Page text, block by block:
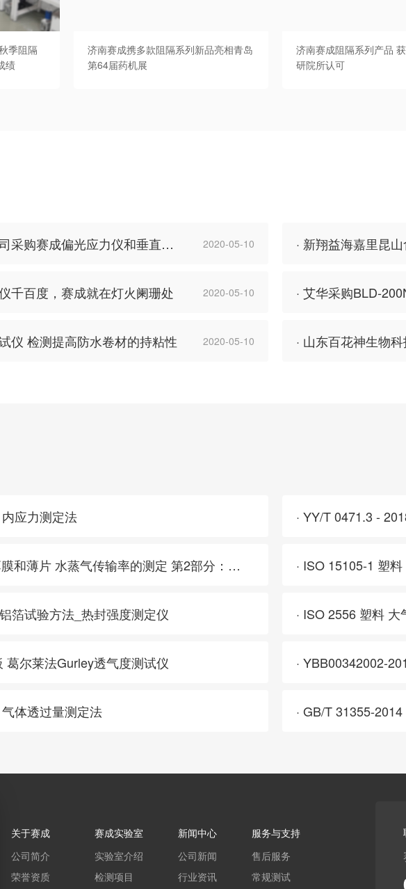
季阻隔
绩
济南赛成携多款阻隔系列新品亮相青岛
第64届药机展
济南赛成阻隔系列产品
研院所认可
· 授科仪器科技有限公司采购赛成偏光应力仪和垂直轴偏差测试仪 2020-05-10
千百度，赛成就在灯火阑珊处 2020-05-10 · 艾华采购BLD-
仪 检测提高防水卷材的持粘性 2020-05-10
应力测定法 · YY/T 0471.3 -
· ISO 15106-2 塑料 薄膜和薄片 水蒸气传输率的测定 第2部分：红外探 · ISO 15105-1 塑
箔试验方法_热封强度测定仪 · ISO 2556 塑料
葛尔莱法Gurley透气度测试仪 · YBB00342002-
体透过量测定法
关于赛成
公司简介
荣誉资质
赛成实验室
实验室介绍
检测项目
新闻中心
公司新闻
行业资讯
服务与支持
售后服务
常规测试